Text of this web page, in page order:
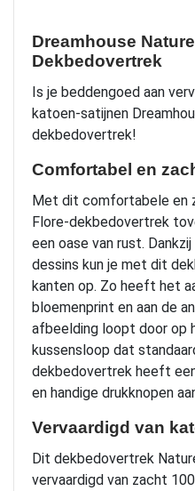
Dreamhouse
Dekbedovertrek
Is je beddengoed aan
katoen-satijnen
dekbedovertrek!
Comfortabel en
Met dit comfortabele en
Flore-dekbedovertrek
een oase van rust.
dessins kun je met dit
kanten op. Zo heeft het
bloemenprint en aan de
afbeelding loopt door op
kussensloop dat
dekbedovertrek heeft
en handige drukknopen
Vervaardigd van
Dit dekbedovertrek
vervaardigd van zacht